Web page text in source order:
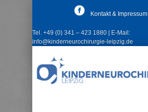
Kontakt & Impressum
Tel. +49 (0) 341 – 423 1880 | E-Mail:
info@kinderneurochirurgie-leipzig.de